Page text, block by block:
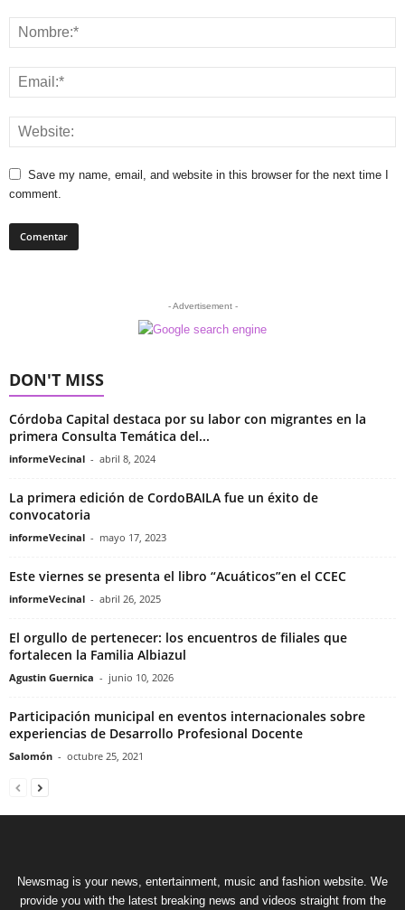
Save my name, email, and website in this browser for the next time I
comment.
- Advertisement -
DON'T MISS
Córdoba Capital destaca por su labor con migrantes en la
primera Consulta Temática del...
informeVecinal - abril 8, 2024
La primera edición de CordoBAILA fue un éxito de
convocatoria
informeVecinal - mayo 17, 2023
Este viernes se presenta el libro “Acuáticos”en el CCEC
informeVecinal - abril 26, 2025
El orgullo de pertenecer: los encuentros de filiales que
fortalecen la Familia Albiazul
Agustin Guernica - junio 10, 2026
Participación municipal en eventos internacionales sobre
experiencias de Desarrollo Profesional Docente
Salomón - octubre 25, 2021
Newsmag is your news, entertainment, music and fashion website. We
provide you with the latest breaking news and videos straight from the